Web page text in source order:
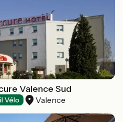
Valence Sud
Vélo Valence